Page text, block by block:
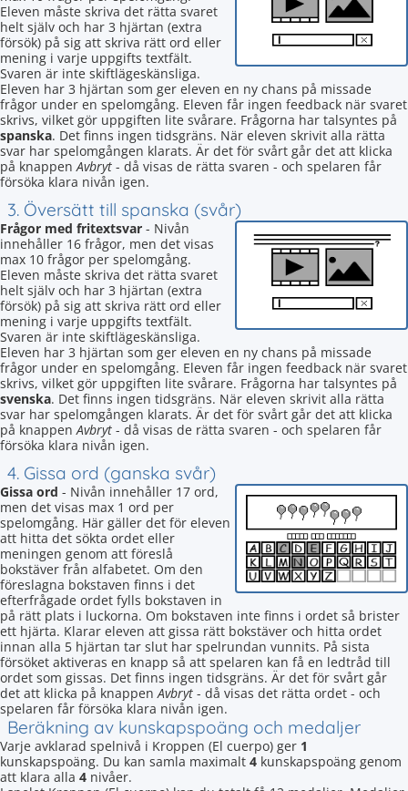
Eleven måste skriva det rätta svaret
helt själv och har 3 hjärtan (extra
försök) på sig att skriva rätt ord eller
mening i varje uppgifts textfält.
Svaren är inte skiftlägeskänsliga.
Eleven har 3 hjärtan som ger eleven en ny chans på missade
frågor under en spelomgång. Eleven får ingen feedback när svaret
skrivs, vilket gör uppgiften lite svårare. Frågorna har talsyntes på
spanska. Det finns ingen tidsgräns. När eleven skrivit alla rätta
svar har spelomgången klarats. Är det för svårt går det att klicka
på knappenAvbryt - då visas de rätta svaren - och spelaren får
försöka klara nivån igen.
3. Översätt till spanska (svår)
Frågor med fritextsvar - Nivån
innehåller 16 frågor, men det visas
max 10 frågor per spelomgång.
Eleven måste skriva det rätta svaret
helt själv och har 3 hjärtan (extra
försök) på sig att skriva rätt ord eller
mening i varje uppgifts textfält.
Svaren är inte skiftlägeskänsliga.
Eleven har 3 hjärtan som ger eleven en ny chans på missade
frågor under en spelomgång. Eleven får ingen feedback när svaret
skrivs, vilket gör uppgiften lite svårare. Frågorna har talsyntes på
svenska. Det finns ingen tidsgräns. När eleven skrivit alla rätta
svar har spelomgången klarats. Är det för svårt går det att klicka
på knappenAvbryt - då visas de rätta svaren - och spelaren får
försöka klara nivån igen.
4. Gissa ord (ganska svår)
Gissa ord - Nivån innehåller 17 ord,
men det visas max 1 ord per
spelomgång. Här gäller det för eleven
att hitta det sökta ordet eller
meningen genom att föreslå
bokstäver från alfabetet. Om den
föreslagna bokstaven finns i det
efterfrågade ordet fylls bokstaven in
på rätt plats i luckorna. Om bokstaven inte finns i ordet så brister
ett hjärta. Klarar eleven att gissa rätt bokstäver och hitta ordet
innan alla 5 hjärtan tar slut har spelrundan vunnits. På sista
försöket aktiveras en knapp så att spelaren kan få en ledtråd till
ordet som gissas. Det finns ingen tidsgräns. Är det för svårt går
det att klicka på knappenAvbryt - då visas det rätta ordet - och
spelaren får försöka klara nivån igen.
Beräkning av kunskapspoäng och medaljer
Varje avklarad spelnivå i Kroppen (El cuerpo) ger 1
kunskapspoäng. Du kan samla maximalt 4 kunskapspoäng genom
att klara alla 4 nivåer.